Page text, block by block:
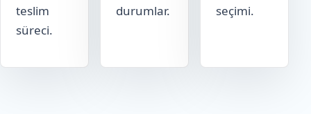
teslim
süreci.
durumlar.
seçimi.